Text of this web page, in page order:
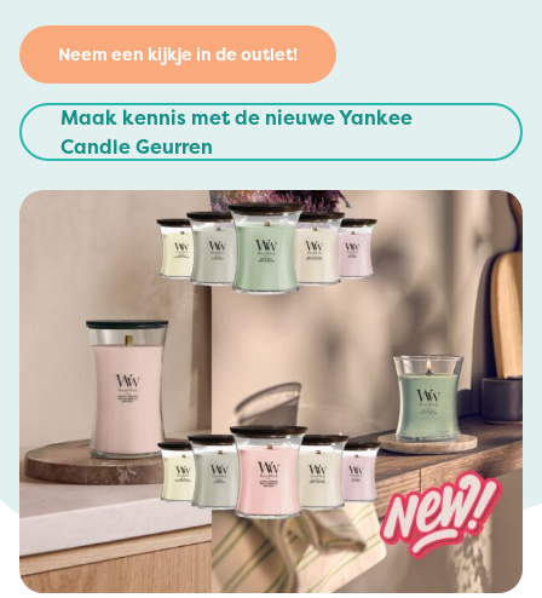
Neem een kijkje in de outlet!
Maak kennis met de nieuwe Yankee
Candle Geurren